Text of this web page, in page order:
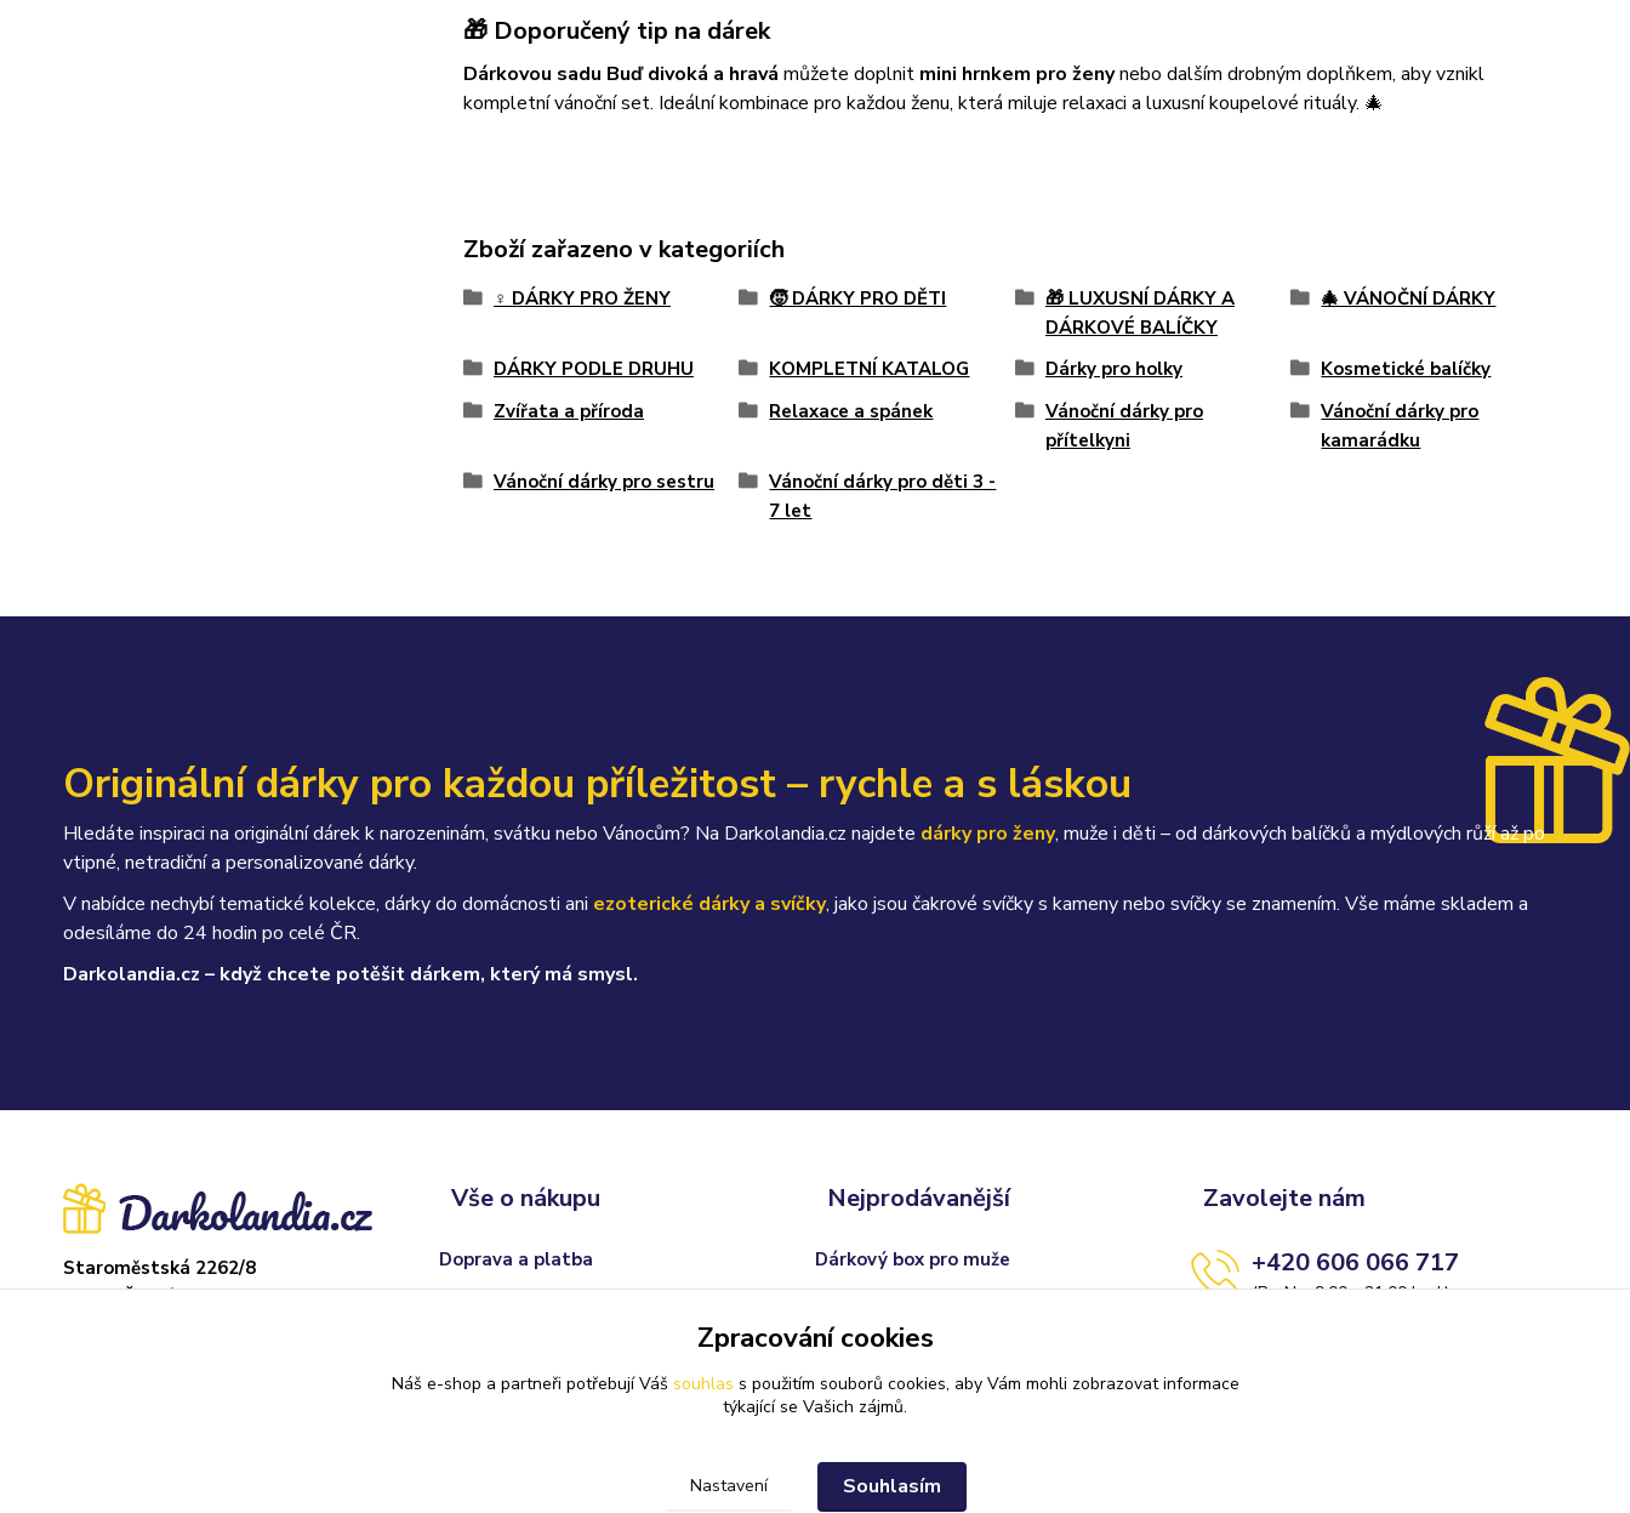
🎁 Doporučený tip na dárek
Dárkovou sadu Buď divoká a hravá můžete doplnit mini hrnkem pro ženynebo dalším drobným doplňkem, aby vznikl
kompletní vánoční set. Ideální kombinace pro každou ženu, která miluje relaxaci a luxusní koupelové rituály. 🎄
Zboží zařazeno v kategoriích
♀️ DÁRKY PRO ŽENY 🧒 DÁRKY PRO DĚTI
🎁 LUXUSNÍ DÁRKY A
DÁRKOVÉ BALÍČKY
🎄 VÁNOČNÍ DÁRKY
DÁRKY PODLE DRUHU KOMPLETNÍ KATALOG Dárky pro holky
Kosmetické balíčky
Zvířata a příroda
Relaxace a spánek
Vánoční dárky pro
přítelkyni
Vánoční dárky pro
kamarádku
Vánoční dárky pro sestru
Vánoční dárky pro děti 3 -
7 let
Originální dárky pro každou příležitost – rychle a s láskou
Hledáte inspiraci na originální dárek k narozeninám, svátku nebo Vánocům? Na Darkolandia.cz najdete dárky pro ženy, muže i děti – od dárkových balíčků a mýdlových růží až po
vtipné, netradiční a personalizované dárky.
V nabídce nechybí tematické kolekce, dárky do domácnosti ani ezoterické dárky a svíčky, jako jsou čakrové svíčky s kameny nebo svíčky se znamením. Vše máme skladem a
odesíláme do 24 hodin po celé ČR.
Darkolandia.cz – když chcete potěšit dárkem, který má smysl.
Staroměstská 2262/8
37004 České Budějovice
Vše o nákupu
Doprava a platba
Nejprodávanější
Dárkový box pro muže
Svatební skleničky na sekt
Zavolejte nám
+420 606 066 717
(Po-Ne, 9:00 - 21:00 hod.)
Zpracování cookies
Náš e-shop a partneři potřebují Váš souhlas s použitím souborů cookies, aby Vám mohli zobrazovat informace
týkající se Vašich zájmů.
Nastavení Souhlasím